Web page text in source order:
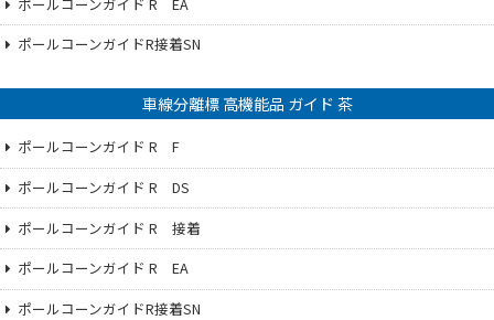
ポールコーンガイドR接着SN
車線分離標 高機能品 ガイド 茶
ポールコーンガイド R F
ポールコーンガイド R DS
ポールコーンガイド R 接着
ポールコーンガイド R EA
ポールコーンガイドR接着SN